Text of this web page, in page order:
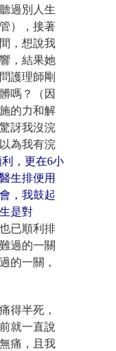
過別人生
），接著
，想說我
，結果她
護理師剛
嗎？（因
的力和解
訝我沒浣
為我有浣
，更在6小
生排便用
，我鼓起
是對
已順利排
過的一關
的一關，
得半死，
就一直說
痛，且我